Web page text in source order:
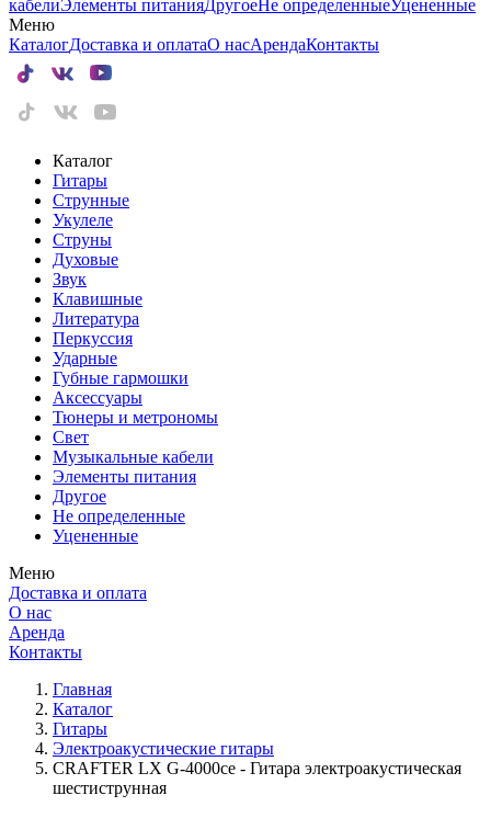
кабелиЭлементы питанияДругоеНе определенныеУцененные
Меню
КаталогДоставка и оплатаО насАрендаКонтакты
Каталог
Гитары
Струнные
Укулеле
Струны
Духовые
Звук
Клавишные
Литература
Перкуссия
Ударные
Губные гармошки
Аксессуары
Тюнеры и метрономы
Свет
Музыкальные кабели
Элементы питания
Другое
Не определенные
Уцененные
Меню
Доставка и оплата
О нас
Аренда
Контакты
Главная
Каталог
Гитары
Электроакустические гитары
CRAFTER LX G-4000ce - Гитара электроакустическая
шестиструнная